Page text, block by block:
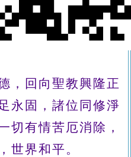
，回向聖教興隆正
永固，諸位同修淨
切有情苦厄消除，
世界和平。